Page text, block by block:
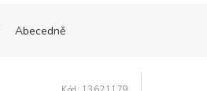
Abecedně